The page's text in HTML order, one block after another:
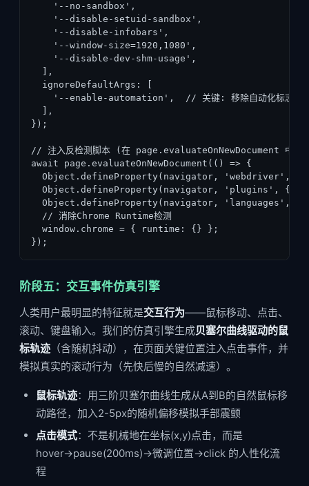
    '--no-sandbox',
    '--disable-setuid-sandbox',
    '--disable-infobars',
    '--window-size=1920,1080',
    '--disable-dev-shm-usage',
  ],
  ignoreDefaultArgs: [
    '--enable-automation',  // 关键: 移除自动化标志
  ],
});
// 注入反检测脚本 (在 page.evaluateOnNewDocument 中)
await page.evaluateOnNewDocument(() => {
Object.defineProperty(navigator, 'webdriver', {
Object.defineProperty(navigator, 'plugins', {
Object.defineProperty(navigator, 'languages', {
  // 消除Chrome Runtime检测
  window.chrome = { runtime: {} };
});
阶段五：交互事件仿真引擎
人类用户最明显的特征就是交互行为——鼠标移动、点击、
滚动、键盘输入。我们的仿真引擎生成贝塞尔曲线驱动的鼠
标轨迹 （含随机抖动），在页面关键位置注入点击事件，并
模拟真实的滚动行为（先快后慢的自然减速）。
鼠标轨迹：用三阶贝塞尔曲线生成从A到B的自然鼠标移
动路径，加入2-5px的随机偏移模拟手部震颤
点击模式：不是机械地在坐标(x,y)点击，而是
hover→pause(200ms)→微调位置→click 的人性化流
程